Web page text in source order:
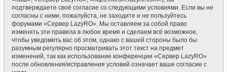
подтверждаете своё согласие со следующими условиями. Если вы не
согласны с ними, пожалуйста, не заходите и не пользуйтесь
форумами «Сервер LazyRO». Мы оставляем за собой право
изменять эти правила в любое время и сделаем всё возможное,
чтобы уведомить вас об этом, однако с вашей стороны было бы
разумным регулярно просматривать этот текст на предмет
изменений, так как использование конференции «Сервер LazyRO»
после обновления/исправления условий означает ваше согласие с